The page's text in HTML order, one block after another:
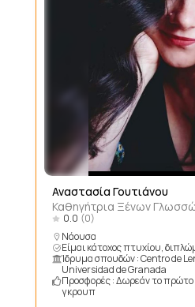
Αναστασία Γουτιάνου
Καθηγήτρια Ξένων
0.0 (0)
Νάουσα
Είμαι κάτοχος πτυχίου,
Ίδρυμα σπουδών : Centro de
Universidad de Granada
Προσφορές : Δωρεάν το
γκρουπ